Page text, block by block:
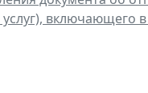
включающего